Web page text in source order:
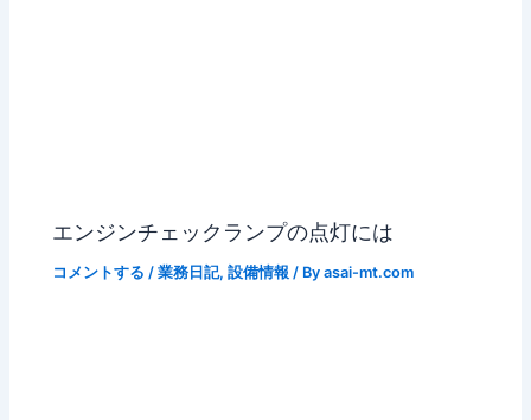
エンジンチェックランプの点灯には
コメントする /業務日記,設備情報 / Byasai-mt.com